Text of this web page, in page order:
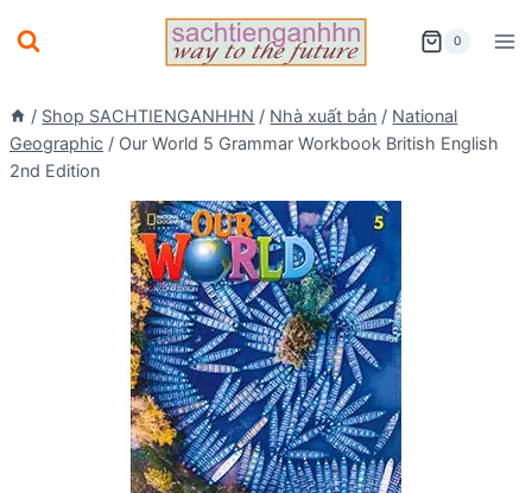
to
0
/ Shop SACHTIENGANHHN / Nhà xuất bản / National
Geographic / Our World 5 Grammar Workbook British English
2nd Edition